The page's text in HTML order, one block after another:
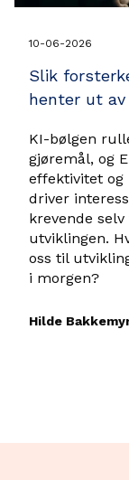
10-06-2026
Slik
henter ut av
KI-bølgen
gjøremål, og
effektivitet og
driver
krevende
utviklingen.
oss til
i morgen?
Hilde